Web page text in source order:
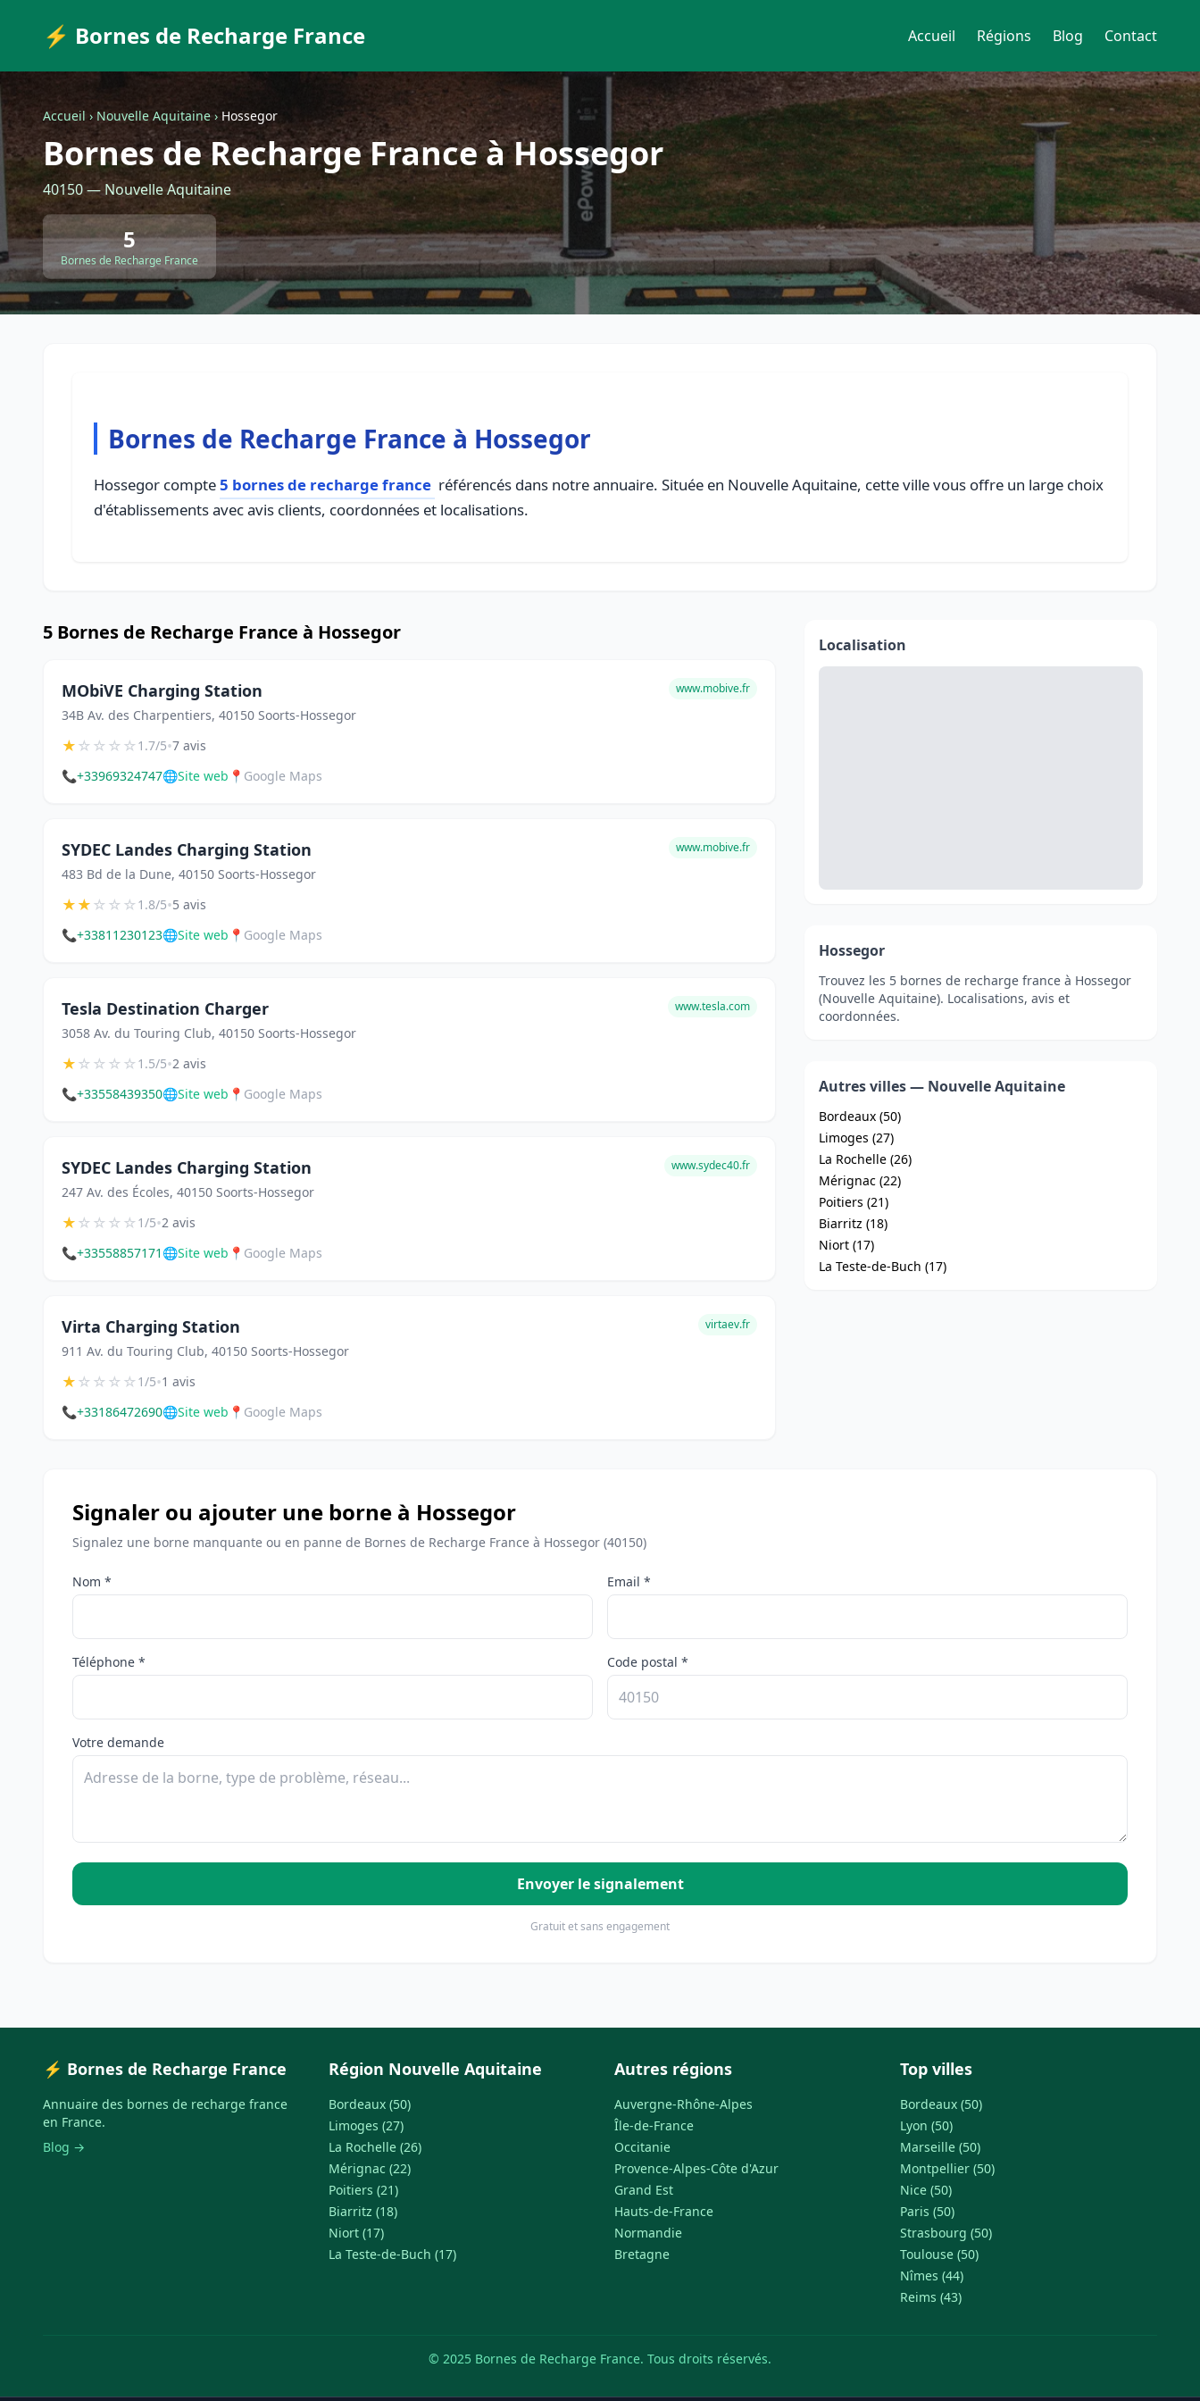
⚡ Bornes de Recharge France Accueil Régions Blog Contact
Accueil › Nouvelle Aquitaine › Hossegor
Bornes de Recharge France à Hossegor
40150 — Nouvelle Aquitaine
5
Bornes de Recharge France
Bornes de Recharge France à Hossegor
Hossegor compte5 bornes de recharge france référencés dans notre annuaire. Située en Nouvelle Aquitaine, cette ville vous offre un large choix
d'établissements avec avis clients, coordonnées et localisations.
5 Bornes de Recharge France à Hossegor
MObiVE Charging Station
34B Av. des Charpentiers, 40150 Soorts-Hossegor
www.mobive.fr
★☆☆☆☆1.7/5•7 avis
📞+33969324747🌐Site web 📍 Google Maps
SYDEC Landes Charging Station
483 Bd de la Dune, 40150 Soorts-Hossegor
www.mobive.fr
★★☆☆☆1.8/5•5 avis
📞+33811230123🌐Site web 📍 Google Maps
Tesla Destination Charger
3058 Av. du Touring Club, 40150 Soorts-Hossegor
www.tesla.com
★☆☆☆☆1.5/5•2 avis
📞+33558439350🌐Site web 📍 Google Maps
SYDEC Landes Charging Station
247 Av. des Écoles, 40150 Soorts-Hossegor
www.sydec40.fr
★☆☆☆☆1/5•2 avis
📞+33558857171 🌐Site web 📍 Google Maps
Virta Charging Station
911 Av. du Touring Club, 40150 Soorts-Hossegor
virtaev.fr
★☆☆☆☆1/5•1 avis
📞+33186472690🌐Site web 📍 Google Maps
Localisation
Hossegor
Trouvez les 5 bornes de recharge france à Hossegor
(Nouvelle Aquitaine). Localisations, avis et
coordonnées.
Autres villes — Nouvelle Aquitaine
Bordeaux (50)
Limoges (27)
La Rochelle (26)
Mérignac (22)
Poitiers (21)
Biarritz (18)
Niort (17)
La Teste-de-Buch (17)
Signaler ou ajouter une borne à Hossegor
Signalez une borne manquante ou en panne de Bornes de Recharge France à Hossegor (40150)
Nom * Email *
Téléphone * Code postal *
Votre demande
Envoyer le signalement
Gratuit et sans engagement
⚡ Bornes de Recharge France
Annuaire des bornes de recharge france
en France.
Blog →
Région Nouvelle Aquitaine
Bordeaux (50)
Limoges (27)
La Rochelle (26)
Mérignac (22)
Poitiers (21)
Biarritz (18)
Niort (17)
La Teste-de-Buch (17)
Autres régions
Auvergne-Rhône-Alpes
Île-de-France
Occitanie
Provence-Alpes-Côte d'Azur
Grand Est
Hauts-de-France
Normandie
Bretagne
Top villes
Bordeaux (50)
Lyon (50)
Marseille (50)
Montpellier (50)
Nice (50)
Paris (50)
Strasbourg (50)
Toulouse (50)
Nîmes (44)
Reims (43)
© 2025 Bornes de Recharge France. Tous droits réservés.